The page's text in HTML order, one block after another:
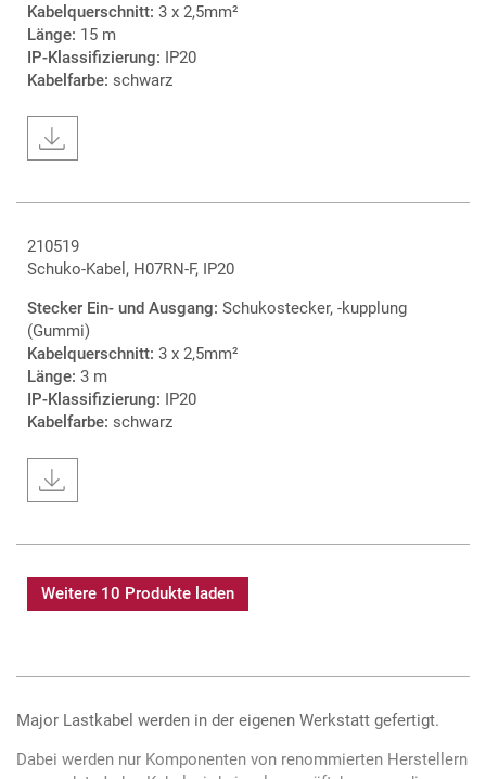
Kabelquerschnitt: 3 x 2,5mm²
Länge: 15 m
IP-Klassifizierung: IP20
Kabelfarbe: schwarz
210519
Schuko-Kabel, H07RN-F, IP20
Stecker Ein- und Ausgang: Schukostecker, -kupplung
(Gummi)
Kabelquerschnitt: 3 x 2,5mm²
Länge: 3 m
IP-Klassifizierung: IP20
Kabelfarbe: schwarz
Weitere 10 Produkte laden
Major Lastkabel werden in der eigenen Werkstatt gefertigt.
Dabei werden nur Komponenten von renommierten Herstellern